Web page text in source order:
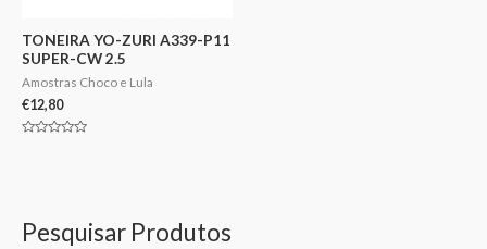
Pesquisar Produtos
TONEIRA YO-ZURI A339-P11
SUPER-CW 2.5
Amostras Choco e Lula
€12,80